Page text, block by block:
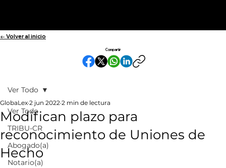
Ver Todo
TRIBU-CR
Abogado(a)
Notario(a)
Ver Todo
Modifican plazo para
reconocimiento de Uniones de
Hecho
GlobaLex 2 jun 2022 2 min de lectura
← Volver al inicio
Compartir